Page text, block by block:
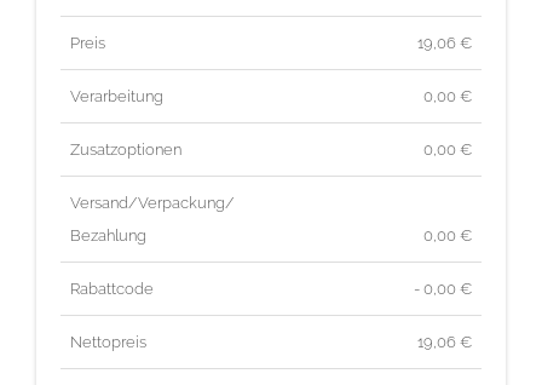
Preis 19,06 €
Verarbeitung 0,00 €
Zusatzoptionen 0,00 €
Versand/Verpackung/
Bezahlung
0,00 €
Rabattcode - 0,00 €
Nettopreis 19,06 €